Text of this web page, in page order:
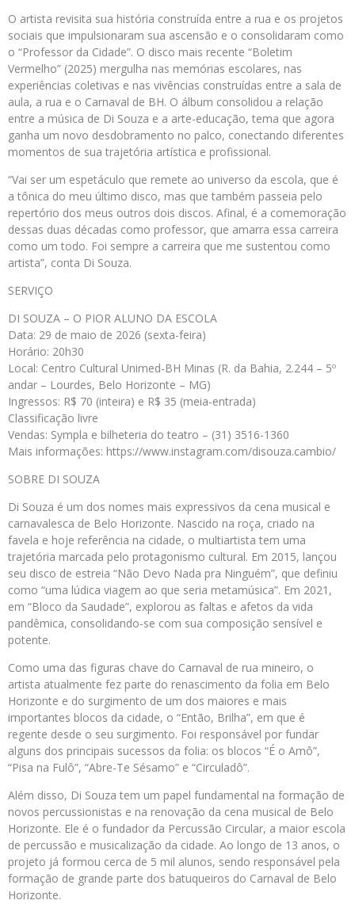
O artista revisita sua história construída entre a rua e os projetos
sociais que impulsionaram sua ascensão e o consolidaram como
o “Professor da Cidade”. O disco mais recente “Boletim
Vermelho” (2025) mergulha nas memórias escolares, nas
experiências coletivas e nas vivências construídas entre a sala de
aula, a rua e o Carnaval de BH. O álbum consolidou a relação
entre a música de Di Souza e a arte-educação, tema que agora
ganha um novo desdobramento no palco, conectando diferentes
momentos de sua trajetória artística e profissional.
“Vai ser um espetáculo que remete ao universo da escola, que é
a tônica do meu último disco, mas que também passeia pelo
repertório dos meus outros dois discos. Afinal, é a comemoração
dessas duas décadas como professor, que amarra essa carreira
como um todo. Foi sempre a carreira que me sustentou como
artista”, conta Di Souza.
SERVIÇO
DI SOUZA – O PIOR ALUNO DA ESCOLA
Data: 29 de maio de 2026 (sexta-feira)
Horário: 20h30
Local: Centro Cultural Unimed-BH Minas (R. da Bahia, 2.244 – 5º
andar – Lourdes, Belo Horizonte – MG)
Ingressos: R$ 70 (inteira) e R$ 35 (meia-entrada)
Classificação livre
Vendas: Sympla e bilheteria do teatro – (31) 3516-1360
Mais informações: https://www.instagram.com/disouza.cambio/
SOBRE DI SOUZA
Di Souza é um dos nomes mais expressivos da cena musical e
carnavalesca de Belo Horizonte. Nascido na roça, criado na
favela e hoje referência na cidade, o multiartista tem uma
trajetória marcada pelo protagonismo cultural. Em 2015, lançou
seu disco de estreia “Não Devo Nada pra Ninguém”, que definiu
como “uma lúdica viagem ao que seria metamúsica”. Em 2021,
em “Bloco da Saudade”, explorou as faltas e afetos da vida
pandêmica, consolidando-se com sua composição sensível e
potente.
Como uma das figuras chave do Carnaval de rua mineiro, o
artista atualmente fez parte do renascimento da folia em Belo
Horizonte e do surgimento de um dos maiores e mais
importantes blocos da cidade, o “Então, Brilha”, em que é
regente desde o seu surgimento. Foi responsável por fundar
alguns dos principais sucessos da folia: os blocos “É o Amô”,
“Pisa na Fulô”, “Abre-Te Sésamo” e “Circuladô”.
Além disso, Di Souza tem um papel fundamental na formação de
novos percussionistas e na renovação da cena musical de Belo
Horizonte. Ele é o fundador da Percussão Circular, a maior escola
de percussão e musicalização da cidade. Ao longo de 13 anos, o
projeto já formou cerca de 5 mil alunos, sendo responsável pela
formação de grande parte dos batuqueiros do Carnaval de Belo
Horizonte.